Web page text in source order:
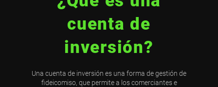
cuenta de
inversión?
Una cuenta de inversión es una forma de gestión de
fideicomiso, que permite a los comerciantes e